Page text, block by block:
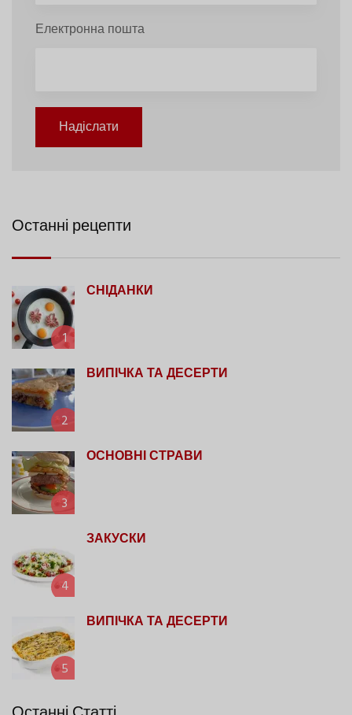
Електронна пошта
Надіслати
Останні рецепти
1
СНІДАНКИ
2
ВИПІЧКА ТА ДЕСЕРТИ
3
ОСНОВНІ СТРАВИ
4
ЗАКУСКИ
5
ВИПІЧКА ТА ДЕСЕРТИ